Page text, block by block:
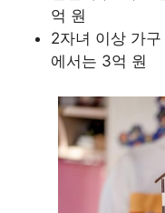
억 원
2자녀 이상 가
에서는 3억 원